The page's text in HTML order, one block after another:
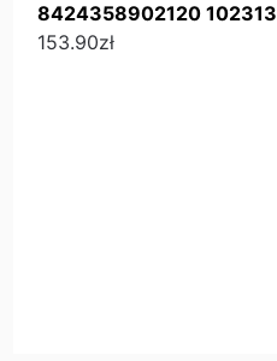
8424358902120 102313
153.90zł